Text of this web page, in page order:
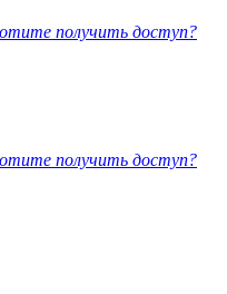
получить доступ?
получить доступ?